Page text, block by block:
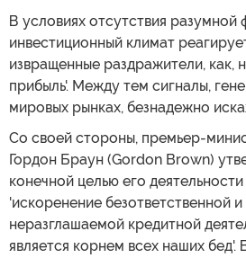
В условиях отсутствия
инвестиционный климат
извращенные раздражители, как,
прибыль'. Между тем сигналы,
мировых рынках, безнадежно
Со своей стороны, премьер-
Гордон Браун (Gordon Brown)
конечной целью его деятельности
'искоренение безответственной
неразглашаемой кредитной
является корнем всех наших бед'.